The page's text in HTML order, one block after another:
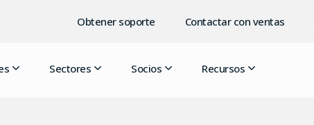
Obtener soporte Contactar con ventas
Sectores Socios Recursos